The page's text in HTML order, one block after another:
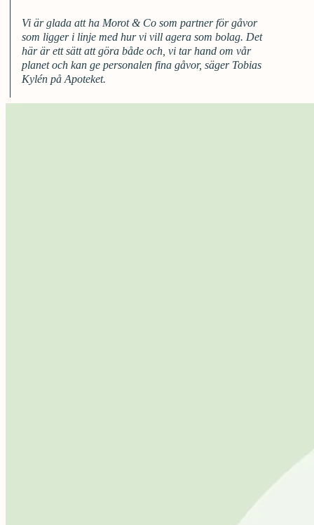
Vi är glada att ha Morot & Co som partner för gåvor
som ligger i linje med hur vi vill agera som bolag. Det
här är ett sätt att göra både och, vi tar hand om vår
planet och kan ge personalen fina gåvor, säger Tobias
Kylén på Apoteket.